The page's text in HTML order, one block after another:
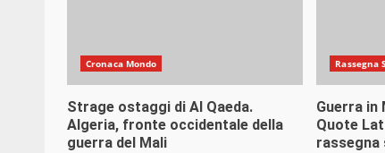
Cronaca Mondo
Strage ostaggi di Al Qaeda.
Algeria, fronte occidentale della
guerra del Mali
Rassegna
Guerra in
Quote
rassegna